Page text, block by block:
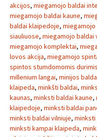
akcijos, miegamojo baldai
miegamojo baldai kaune,
baldai klaipedoje, miegamojo
siauliuose, miegamojo baldai
miegamojo komplektai,
lovos akcija, miegamojo
spintos stumdomomis durimis
millenium langai, minijos
klaipeda, minkšti baldai,
kaunas, minksti baldai kaune,
klaipedoje, minksti baldai
minksti baldai vilniuje, minksti
minksti kampai klaipeda,